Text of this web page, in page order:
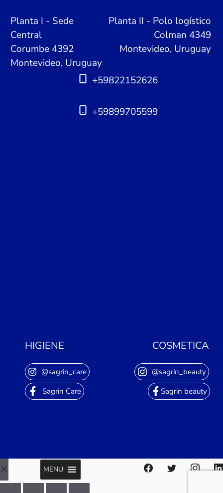
Planta I - Sede
Central
Corumbe 4392
Montevideo, Uruguay
Planta II - Polo logístico
Colman 4349
Montevideo, Uruguay
+59822152626
+59899705599
COSMETICA
@sagrin_beauty
Sagrin beauty
HIGIENE
@sagrin_care
Sagrin Care
Close
MENU